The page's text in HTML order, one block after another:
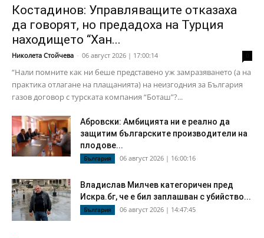
Костадинов: Управляващите отказаха
да говорят, но предадоха на Турция
находището “Хан...
Николета Стойчева - 06 август 2026 | 17:00:14
“Нали помните как ни беше представено уж замразяването (а на
практика отлагане на плащанията) на неизгодния за България
газов договор с турската компания “Боташ”?...
Абровски: Амбицията ни е реално да
защитим българските производители на
плодове...
България 06 август 2026 | 16:00:16
Владислав Милчев категоричен пред
Искра.бг, че е бил заплашван с убийство...
България 06 август 2026 | 14:47:45